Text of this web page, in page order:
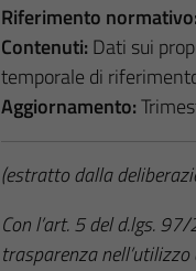
Riferimento normativo:
Contenuti: Dati sui
temporale di
Aggiornamento:
(estratto dalla
Con l’art. 5 del d.lgs.
trasparenza